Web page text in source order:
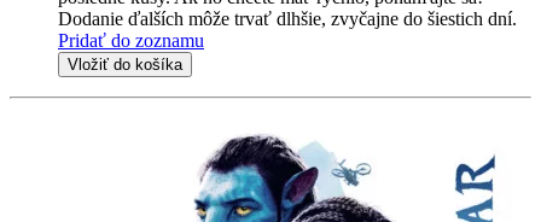
Dodanie ďalších môže trvať dlhšie, zvyčajne do šiestich dní.
Pridať do zoznamu
Vložiť do košíka